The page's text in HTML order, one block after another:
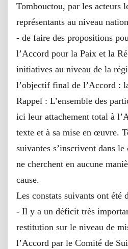
Tombouctou, par les acteurs
représentants au niveau
- de faire des propositions
l’Accord pour la Paix et la
initiatives au niveau de la
l’objectif final de l’Accord :
Rappel : L’ensemble des
ici leur attachement total à
texte et à sa mise en œuvre.
suivantes s’inscrivent dans
ne cherchent en aucune
cause.
Les constats suivants ont été
- Il y a un déficit très
restitution sur le niveau de
l’Accord par le Comité de